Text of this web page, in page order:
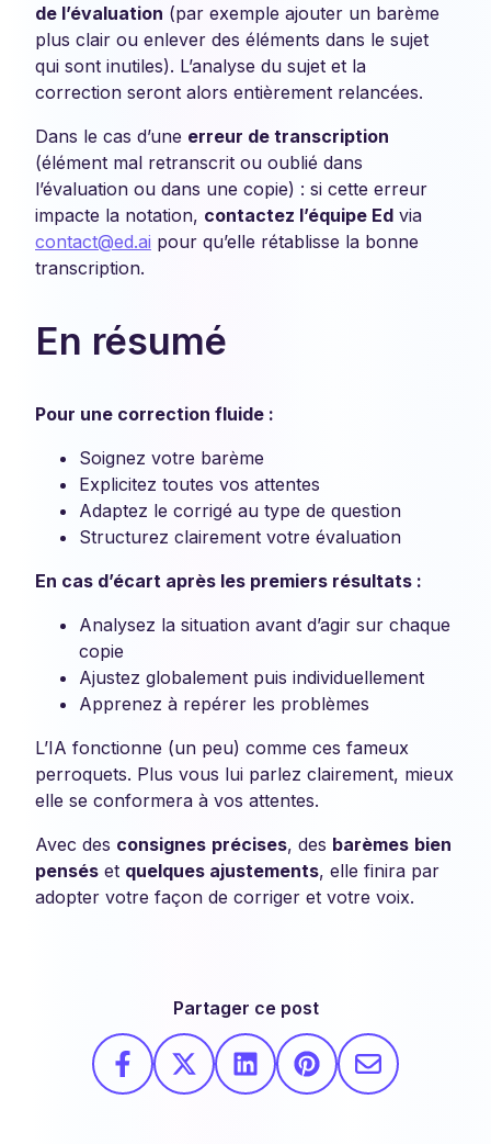
de l’évaluation (par exemple ajouter un barème
plus clair ou enlever des éléments dans le sujet
qui sont inutiles). L’analyse du sujet et la
correction seront alors entièrement relancées.
Dans le cas d’une erreur de transcription
(élément mal retranscrit ou oublié dans
l’évaluation ou dans une copie) : si cette erreur
impacte la notation, contactez l’équipe Ed via
contact@ed.ai pour qu’elle rétablisse la bonne
transcription.
En résumé
Pour une correction fluide :
Soignez votre barème
Explicitez toutes vos attentes
Adaptez le corrigé au type de question
Structurez clairement votre évaluation
En cas d’écart après les premiers résultats :
Analysez la situation avant d’agir sur chaque
copie
️Ajustez globalement puis individuellement
Apprenez à repérer les problèmes
L’IA fonctionne (un peu) comme ces fameux
perroquets. Plus vous lui parlez clairement, mieux
elle se conformera à vos attentes.
Avec des consignes précises, des barèmes bien
pensés et quelques ajustements, elle finira par
adopter votre façon de corriger et votre voix.
Partager ce post